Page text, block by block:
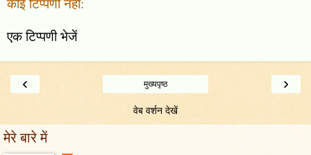
एक टिप्पणी भेजें
‹ ›
मुख्यपृष्ठ
वेब वर्शन देखें
मेरे बारे में